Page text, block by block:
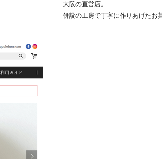
大阪の直営店。
併設の工房で丁寧に作りあげたお